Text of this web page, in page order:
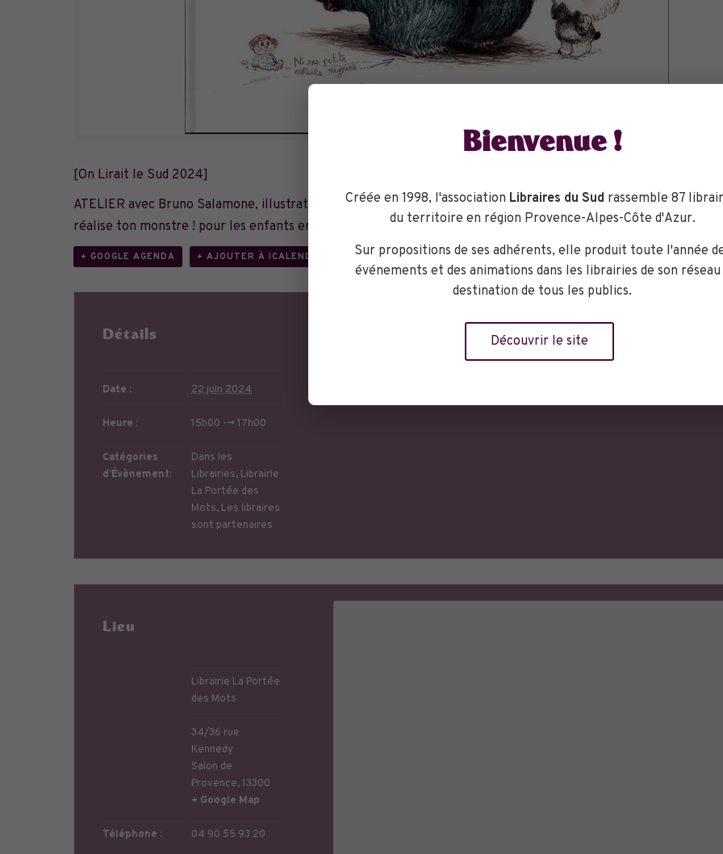
[On Lirait le Sud 2024]
ATELIER avec Bruno Salamone, illustrateur de la sérieLe monstre du placardpubliée chez Actes Sud junior :
réalise ton monstre ! pour les enfants entre 5 et 8 ans.
+ GOOGLE AGENDA + AJOUTER À ICALENDAR
Détails
Date : 22 juin 2024
Heure : 15h00 --> 17h00
Catégories
d’Évènement:
Dans les
Librairies, Librairie
La Portée des
Mots, Les libraires
sont partenaires
Lieu
Librairie La Portée
des Mots
34/36 rue
Kennedy
Salon de
Provence, 13300
+ Google Map
Téléphone : 04 90 55 93 20
Bienvenue !
Créée en 1998, l'association Libraires du Sud rassemble 87
du territoire en région Provence-Alpes-Côte d'Azur.
Sur propositions de ses adhérents, elle produit toute l'année
événements et des animations dans les librairies de son réseau
destination de tous les publics.
Découvrir le site